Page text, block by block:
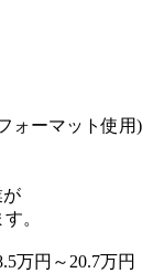
ォーマット使用)
。
万円～20.7万円